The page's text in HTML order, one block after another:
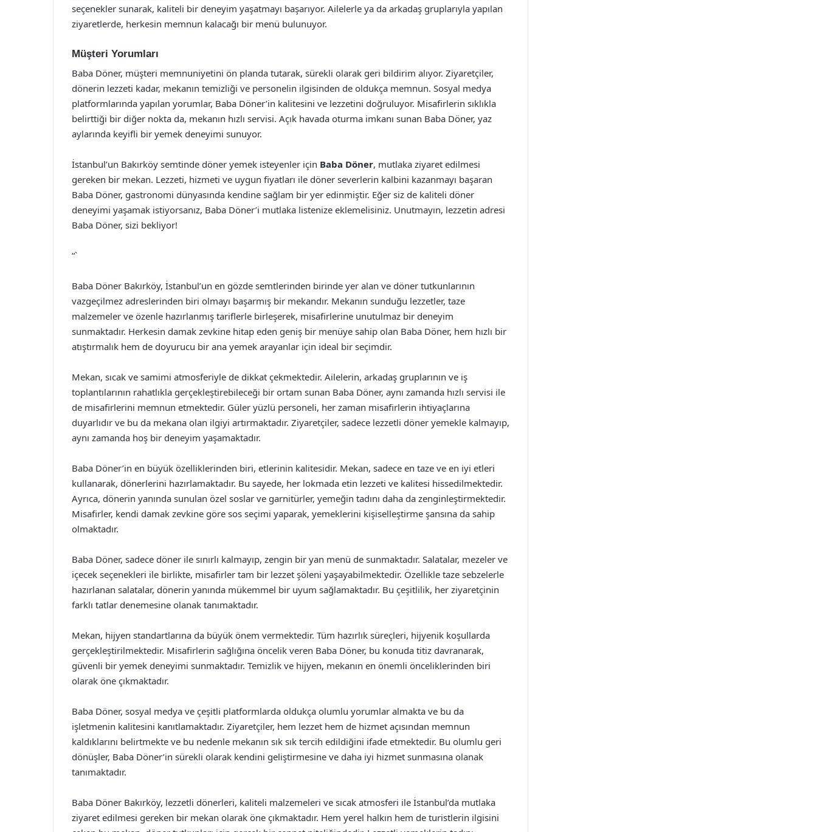
seçenekler sunarak, kaliteli bir deneyim yaşatmayı başarıyor. Ailelerle ya da arkadaş gruplarıyla yapılan
ziyaretlerde, herkesin memnun kalacağı bir menü bulunuyor.
Müşteri Yorumları
Baba Döner, müşteri memnuniyetini ön planda tutarak, sürekli olarak geri bildirim alıyor. Ziyaretçiler,
dönerin lezzeti kadar, mekanın temizliği ve personelin ilgisinden de oldukça memnun. Sosyal medya
platformlarında yapılan yorumlar, Baba Döner’in kalitesini ve lezzetini doğruluyor. Misafirlerin sıklıkla
belirttiği bir diğer nokta da, mekanın hızlı servisi. Açık havada oturma imkanı sunan Baba Döner, yaz
aylarında keyifli bir yemek deneyimi sunuyor.
İstanbul’un Bakırköy semtinde döner yemek isteyenler için Baba Döner, mutlaka ziyaret edilmesi
gereken bir mekan. Lezzeti, hizmeti ve uygun fiyatları ile döner severlerin kalbini kazanmayı başaran
Baba Döner, gastronomi dünyasında kendine sağlam bir yer edinmiştir. Eğer siz de kaliteli döner
deneyimi yaşamak istiyorsanız, Baba Döner’i mutlaka listenize eklemelisiniz. Unutmayın, lezzetin adresi
Baba Döner, sizi bekliyor!
“`
Baba Döner Bakırköy, İstanbul’un en gözde semtlerinden birinde yer alan ve döner tutkunlarının
vazgeçilmez adreslerinden biri olmayı başarmış bir mekandır. Mekanın sunduğu lezzetler, taze
malzemeler ve özenle hazırlanmış tariflerle birleşerek, misafirlerine unutulmaz bir deneyim
sunmaktadır. Herkesin damak zevkine hitap eden geniş bir menüye sahip olan Baba Döner, hem hızlı bir
atıştırmalık hem de doyurucu bir ana yemek arayanlar için ideal bir seçimdir.
Mekan, sıcak ve samimi atmosferiyle de dikkat çekmektedir. Ailelerin, arkadaş gruplarının ve iş
toplantılarının rahatlıkla gerçekleştirebileceği bir ortam sunan Baba Döner, aynı zamanda hızlı servisi ile
de misafirlerini memnun etmektedir. Güler yüzlü personeli, her zaman misafirlerin ihtiyaçlarına
duyarlıdır ve bu da mekana olan ilgiyi artırmaktadır. Ziyaretçiler, sadece lezzetli döner yemekle kalmayıp,
aynı zamanda hoş bir deneyim yaşamaktadır.
Baba Döner’in en büyük özelliklerinden biri, etlerinin kalitesidir. Mekan, sadece en taze ve en iyi etleri
kullanarak, dönerlerini hazırlamaktadır. Bu sayede, her lokmada etin lezzeti ve kalitesi hissedilmektedir.
Ayrıca, dönerin yanında sunulan özel soslar ve garnitürler, yemeğin tadını daha da zenginleştirmektedir.
Misafirler, kendi damak zevkine göre sos seçimi yaparak, yemeklerini kişiselleştirme şansına da sahip
olmaktadır.
Baba Döner, sadece döner ile sınırlı kalmayıp, zengin bir yan menü de sunmaktadır. Salatalar, mezeler ve
içecek seçenekleri ile birlikte, misafirler tam bir lezzet şöleni yaşayabilmektedir. Özellikle taze sebzelerle
hazırlanan salatalar, dönerin yanında mükemmel bir uyum sağlamaktadır. Bu çeşitlilik, her ziyaretçinin
farklı tatlar denemesine olanak tanımaktadır.
Mekan, hijyen standartlarına da büyük önem vermektedir. Tüm hazırlık süreçleri, hijyenik koşullarda
gerçekleştirilmektedir. Misafirlerin sağlığına öncelik veren Baba Döner, bu konuda titiz davranarak,
güvenli bir yemek deneyimi sunmaktadır. Temizlik ve hijyen, mekanın en önemli önceliklerinden biri
olarak öne çıkmaktadır.
Baba Döner, sosyal medya ve çeşitli platformlarda oldukça olumlu yorumlar almakta ve bu da
işletmenin kalitesini kanıtlamaktadır. Ziyaretçiler, hem lezzet hem de hizmet açısından memnun
kaldıklarını belirtmekte ve bu nedenle mekanın sık sık tercih edildiğini ifade etmektedir. Bu olumlu geri
dönüşler, Baba Döner’in sürekli olarak kendini geliştirmesine ve daha iyi hizmet sunmasına olanak
tanımaktadır.
Baba Döner Bakırköy, lezzetli dönerleri, kaliteli malzemeleri ve sıcak atmosferi ile İstanbul’da mutlaka
ziyaret edilmesi gereken bir mekan olarak öne çıkmaktadır. Hem yerel halkın hem de turistlerin ilgisini